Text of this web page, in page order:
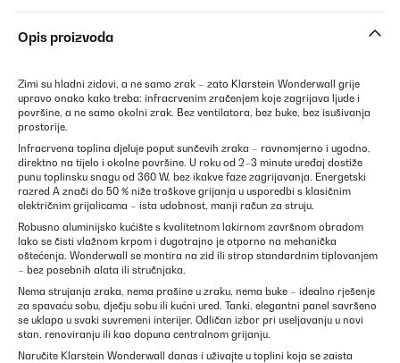
Opis proizvoda
Zimi su hladni zidovi, a ne samo zrak – zato Klarstein Wonderwall grije
upravo onako kako treba: infracrvenim zračenjem koje zagrijava ljude i
površine, a ne samo okolni zrak. Bez ventilatora, bez buke, bez isušivanja
prostorije.
Infracrvena toplina djeluje poput sunčevih zraka – ravnomjerno i ugodno,
direktno na tijelo i okolne površine. U roku od 2–3 minute uređaj dostiže
punu toplinsku snagu od 360 W, bez ikakve faze zagrijavanja. Energetski
razred A znači do 50 % niže troškove grijanja u usporedbi s klasičnim
električnim grijalicama – ista udobnost, manji račun za struju.
Robusno aluminijsko kućište s kvalitetnom lakirnom završnom obradom
lako se čisti vlažnom krpom i dugotrajno je otporno na mehanička
oštećenja. Wonderwall se montira na zid ili strop standardnim tiplovanjem
– bez posebnih alata ili stručnjaka.
Nema strujanja zraka, nema prašine u zraku, nema buke – idealno rješenje
za spavaću sobu, dječju sobu ili kućni ured. Tanki, elegantni panel savršeno
se uklapa u svaki suvremeni interijer. Odličan izbor pri useljavanju u novi
stan, renoviranju ili kao dopuna centralnom grijanju.
Naručite Klarstein Wonderwall danas i uživajte u toplini koja se zaista